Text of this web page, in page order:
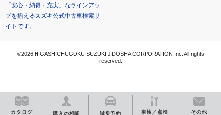
カタログ 購入の相談 試乗予約 車検／点検 その他
「安心・納得・充実」なラインアッ
プを揃えるスズキ公式中古車検索サ
イトです。
©2026 HIGASHICHUGOKU SUZUKI JIDOSHA CORPORATION Inc. All rights
reserved.